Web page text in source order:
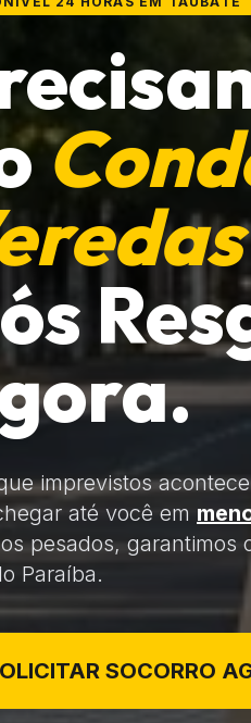
imprevistos
até você em
pesados, garantimos
Paraíba.
SOCORRO